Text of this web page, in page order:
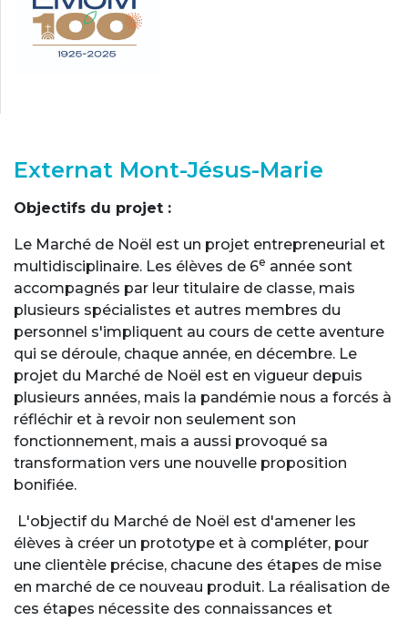
Externat Mont-Jésus-Marie
Objectifs du projet :
Le Marché de Noël est un projet entrepreneurial et
multidisciplinaire. Les élèves de 6e année sont
accompagnés par leur titulaire de classe, mais
plusieurs spécialistes et autres membres du
personnel s'impliquent au cours de cette aventure
qui se déroule, chaque année, en décembre. Le
projet du Marché de Noël est en vigueur depuis
plusieurs années, mais la pandémie nous a forcés à
réfléchir et à revoir non seulement son
fonctionnement, mais a aussi provoqué sa
transformation vers une nouvelle proposition
bonifiée.
L'objectif du Marché de Noël est d'amener les
élèves à créer un prototype et à compléter, pour
une clientèle précise, chacune des étapes de mise
en marché de ce nouveau produit. La réalisation de
ces étapes nécessite des connaissances et